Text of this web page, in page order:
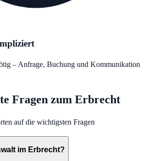
– Anfrage, Buchung und Kommunikation
Fragen zum Erbrecht
auf die wichtigsten Fragen
im Erbrecht?